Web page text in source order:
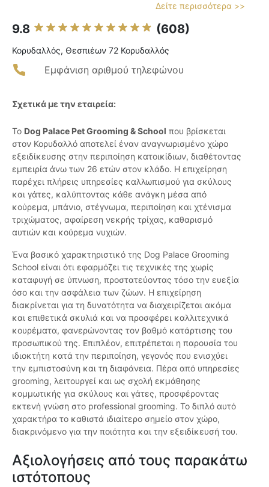
Δείτε περισσότερα >>
9.8 (608)
Κορυδαλλός, Θεσπιέων 72 Κορυδαλλός
Εμφάνιση αριθμού τηλεφώνου
Σχετικά με την εταιρεία:
Το Dog Palace Pet Grooming & School που βρίσκεται
στον Κορυδαλλό αποτελεί έναν αναγνωρισμένο χώρο
εξειδίκευσης στην περιποίηση κατοικίδιων, διαθέτοντας
εμπειρία άνω των 26 ετών στον κλάδο. Η επιχείρηση
παρέχει πλήρεις υπηρεσίες καλλωπισμού για σκύλους
και γάτες, καλύπτοντας κάθε ανάγκη μέσα από
κούρεμα, μπάνιο, στέγνωμα, περιποίηση και χτένισμα
τριχώματος, αφαίρεση νεκρής τρίχας, καθαρισμό
αυτιών και κούρεμα νυχιών.
Ένα βασικό χαρακτηριστικό της Dog Palace Grooming
School είναι ότι εφαρμόζει τις τεχνικές της χωρίς
καταφυγή σε ύπνωση, προστατεύοντας τόσο την ευεξία
όσο και την ασφάλεια των ζώων. Η επιχείρηση
διακρίνεται για τη δυνατότητα να διαχειρίζεται ακόμα
και επιθετικά σκυλιά και να προσφέρει καλλιτεχνικά
κουρέματα, φανερώνοντας τον βαθμό κατάρτισης του
προσωπικού της. Επιπλέον, επιτρέπεται η παρουσία του
ιδιοκτήτη κατά την περιποίηση, γεγονός που ενισχύει
την εμπιστοσύνη και τη διαφάνεια. Πέρα από υπηρεσίες
grooming, λειτουργεί και ως σχολή εκμάθησης
κομμωτικής για σκύλους και γάτες, προσφέροντας
εκτενή γνώση στο professional grooming. Το διπλό αυτό
χαρακτήρα το καθιστά ιδιαίτερο σημείο στον χώρο,
διακρινόμενο για την ποιότητα και την εξειδίκευσή του.
Αξιολογήσεις από τους παρακάτω
ιστότοπους